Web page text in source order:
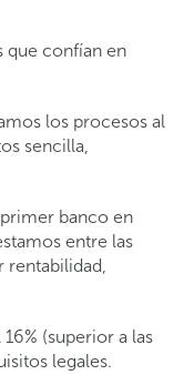
que confían en
los procesos al
sencilla,
banco en
entre las
rentabilidad,
(superior a las
legales.